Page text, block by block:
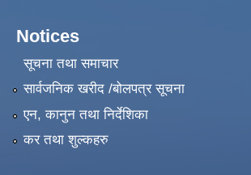
Notices
सूचना तथा समाचार
सार्वजनिक खरीद /बोलपत्र सूचना
एन, कानुन तथा निर्देशिका
कर तथा शुल्कहरु